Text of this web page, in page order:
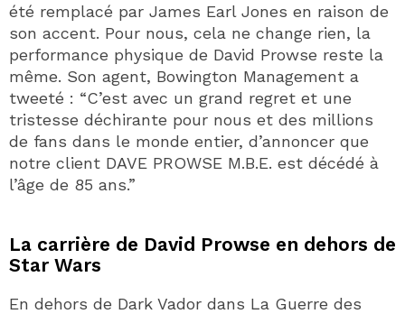
été remplacé par James Earl Jones en raison de
son accent. Pour nous, cela ne change rien, la
performance physique de David Prowse reste la
même. Son agent, Bowington Management a
tweeté : “C’est avec un grand regret et une
tristesse déchirante pour nous et des millions
de fans dans le monde entier, d’annoncer que
notre client DAVE PROWSE M.B.E. est décédé à
l’âge de 85 ans.”
La carrière de David Prowse en dehors de
Star Wars
En dehors de Dark Vador dans La Guerre des